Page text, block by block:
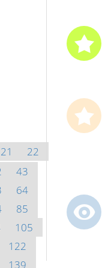
21
22
43
64
85
105
122
139